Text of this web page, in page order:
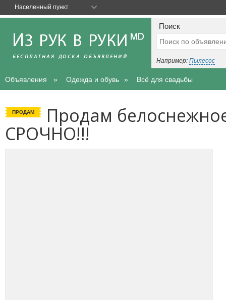
Поиск
Например: Пылесос
Объявления Одежда и обувь Всё для свадьбы
ПРОДАМ Продам
СРОЧНО!!!
Населенный пункт